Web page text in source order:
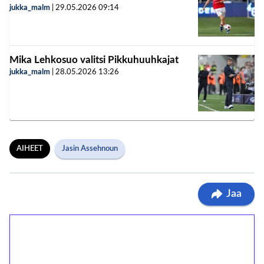
jukka_malm 29.05.2026 09:14
Mika Lehkosuo valitsi Pikkuhuuhkajat
jukka_malm 28.05.2026 13:26
AIHEET Jasin Assehnoun
Jaa